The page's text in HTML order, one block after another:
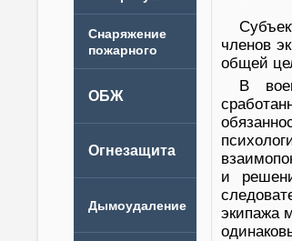
членов
общей
В
и
экипажа